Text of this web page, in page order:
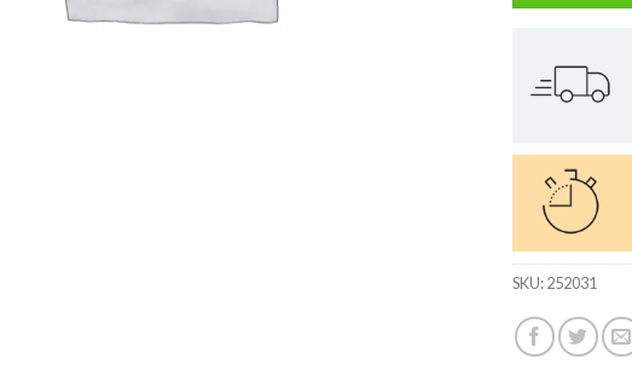
SKU:252031